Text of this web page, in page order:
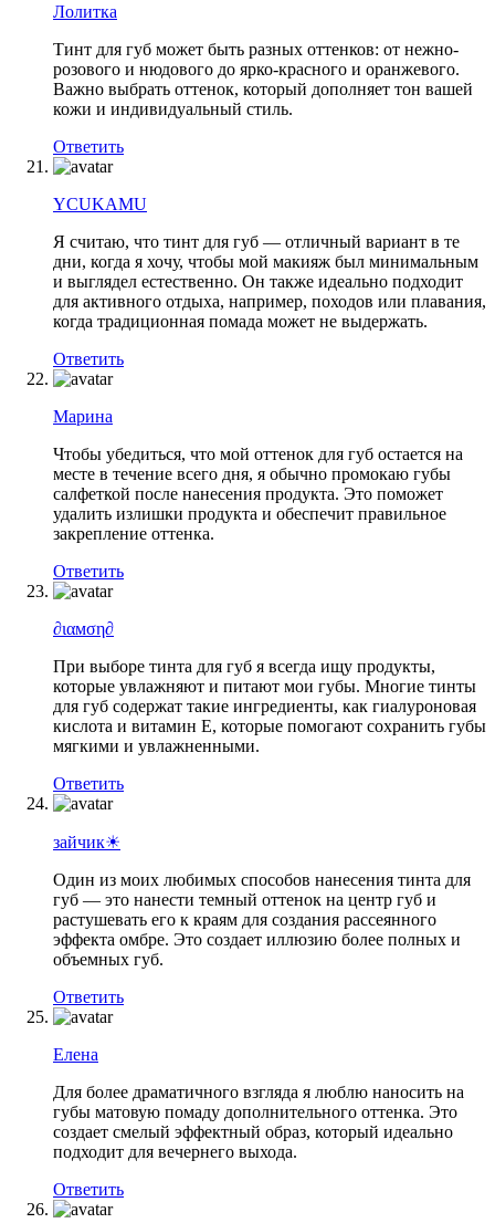
Лолитка
Тинт для губ может быть разных оттенков: от нежно-
розового и нюдового до ярко-красного и оранжевого.
Важно выбрать оттенок, который дополняет тон вашей
кожи и индивидуальный стиль.
Ответить
YCUKAMU
Я считаю, что тинт для губ — отличный вариант в те
дни, когда я хочу, чтобы мой макияж был минимальным
и выглядел естественно. Он также идеально подходит
для активного отдыха, например, походов или плавания,
когда традиционная помада может не выдержать.
Ответить
Марина
Чтобы убедиться, что мой оттенок для губ остается на
месте в течение всего дня, я обычно промокаю губы
салфеткой после нанесения продукта. Это поможет
удалить излишки продукта и обеспечит правильное
закрепление оттенка.
Ответить
∂ιαмση∂
При выборе тинта для губ я всегда ищу продукты,
которые увлажняют и питают мои губы. Многие тинты
для губ содержат такие ингредиенты, как гиалуроновая
кислота и витамин Е, которые помогают сохранить губы
мягкими и увлажненными.
Ответить
зайчик☀
Один из моих любимых способов нанесения тинта для
губ — это нанести темный оттенок на центр губ и
растушевать его к краям для создания рассеянного
эффекта омбре. Это создает иллюзию более полных и
объемных губ.
Ответить
Елена
Для более драматичного взгляда я люблю наносить на
губы матовую помаду дополнительного оттенка. Это
создает смелый эффектный образ, который идеально
подходит для вечернего выхода.
Ответить